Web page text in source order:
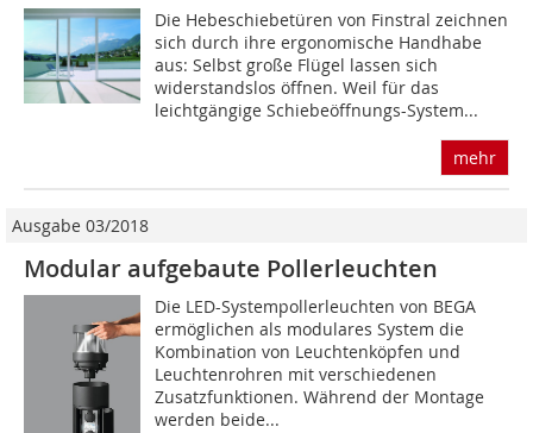
Die Hebeschiebetüren von Finstral zeichnen
sich durch ihre ergonomische Handhabe
aus: Selbst große Flügel lassen sich
widerstandslos öffnen. Weil für das
leichtgängige Schiebeöffnungs-System...
mehr
Ausgabe 03/2018
Modular aufgebaute Pollerleuchten
Die LED-Systempollerleuchten von BEGA
ermöglichen als modulares System die
Kombination von Leuchtenköpfen und
Leuchtenrohren mit verschiedenen
Zusatzfunktionen. Während der Montage
werden beide...